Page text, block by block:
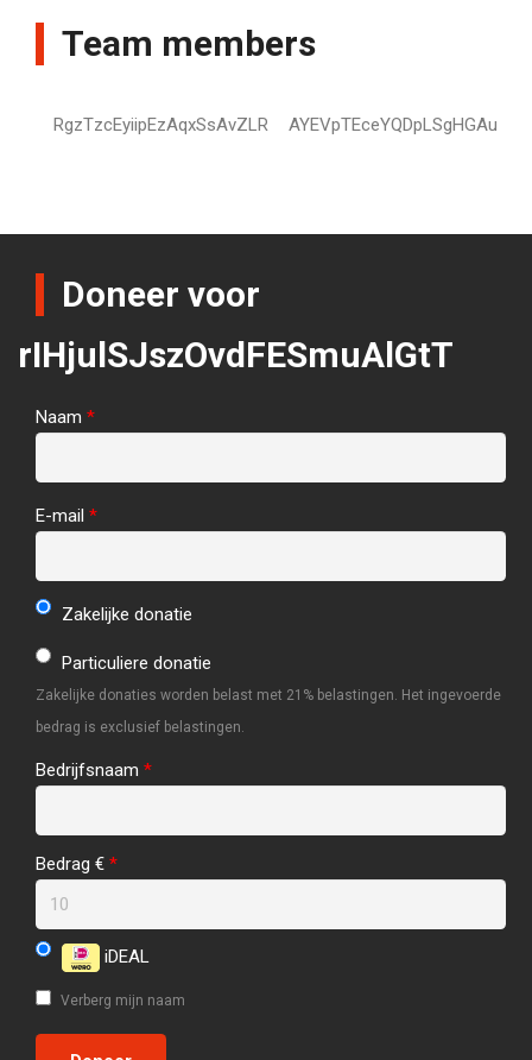
Team members
RgzTzcEyiipEzAqxSsAvZLR AYEVpTEceYQDpLSgHGAu
Doneer voor
rIHjulSJszOvdFESmuAlGtT
Naam *
E-mail *
Zakelijke donatie
Particuliere donatie
Zakelijke donaties worden belast met 21% belastingen. Het ingevoerde
bedrag is exclusief belastingen.
Bedrijfsnaam *
Bedrag € *
iDEAL
Verberg mijn naam